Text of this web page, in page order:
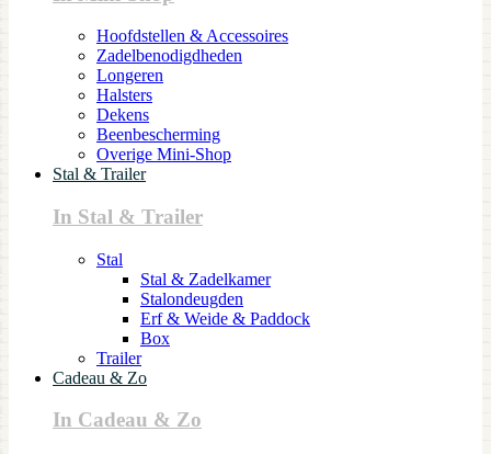
Hoofdstellen & Accessoires
Zadelbenodigdheden
Longeren
Halsters
Dekens
Beenbescherming
Overige Mini-Shop
Stal & Trailer
In Stal & Trailer
Stal
Stal & Zadelkamer
Stalondeugden
Erf & Weide & Paddock
Box
Trailer
Cadeau & Zo
In Cadeau & Zo